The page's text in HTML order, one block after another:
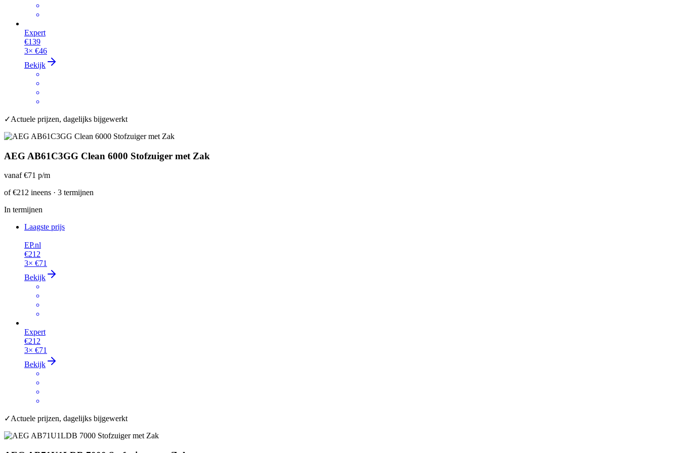
Expert
€139
3× €46
Bekijk
✓Actuele prijzen, dagelijks bijgewerkt
AEG AB61C3GG Clean 6000 Stofzuiger met Zak
vanaf€71 p/m
of€212 ineens · 3 termijnen
In termijnen
Laagste prijs
EP.nl
€212
3× €71
Bekijk
Expert
€212
3× €71
Bekijk
✓Actuele prijzen, dagelijks bijgewerkt